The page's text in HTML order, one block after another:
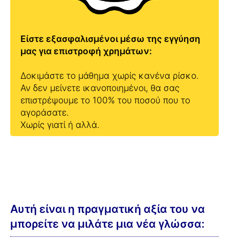
Είστε εξασφαλισμένοι μέσω της εγγύηση
μας για επιστροφή χρημάτων:
Δοκιμάστε το μάθημα χωρίς κανένα ρίσκο.
Αν δεν μείνετε ικανοποιημένοι, θα σας
επιστρέψουμε το 100% του ποσού που το
αγοράσατε.
Χωρίς γιατί ή αλλά.
Αυτή είναι η πραγματική αξία του να
μπορείτε να μιλάτε μια νέα γλώσσα: